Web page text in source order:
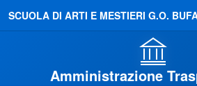
SCUOLA DI ARTI E MESTIERI G.O.
Amministrazione